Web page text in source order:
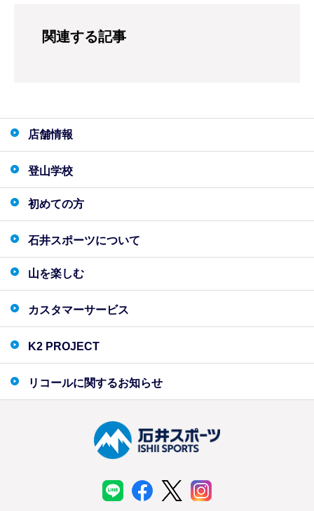
関連する記事
店舗情報
登山学校
初めての方
石井スポーツについて
山を楽しむ
カスタマーサービス
K2 PROJECT
リコールに関するお知らせ